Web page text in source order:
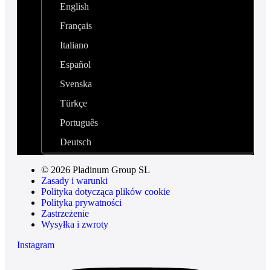
English
Français
Italiano
Español
Svenska
Türkçe
Português
Deutsch
© 2026 Pladinum Group SL
Zasady i warunki
Polityka dotycząca plików cookie
Polityka prywatności
Zastrzeżenie
Wysyłka i zwroty
Instagram